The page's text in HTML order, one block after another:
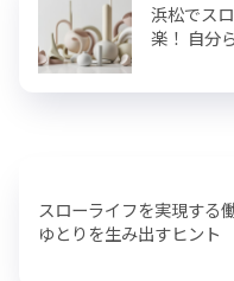
浜松でス
楽！ 自分
スローライフを実現する
ゆとりを生み出すヒント